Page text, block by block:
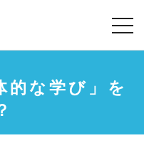
な学び」を